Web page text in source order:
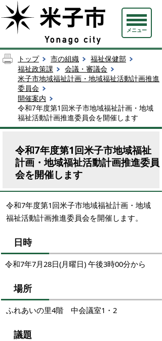
メニュー
トップ 市の組織
福祉保健部
福祉政策課
会議・審議会
米子市地域福祉計画・地域福祉活動計画推進
委員会
開催案内
令和7年度第1回米子市地域福祉計画・地域
福祉活動計画推進委員会を開催します
令和7年度第1回米子市地域福祉
計画・地域福祉活動計画推進委員
会を開催します
令和7年度第1回米子市地域福祉計画・地域
福祉活動計画推進委員会を開催します。
日時
令和7年7月28日(月曜日) 午後3時00分から
場所
ふれあいの里4階 中会議室1・2
議題